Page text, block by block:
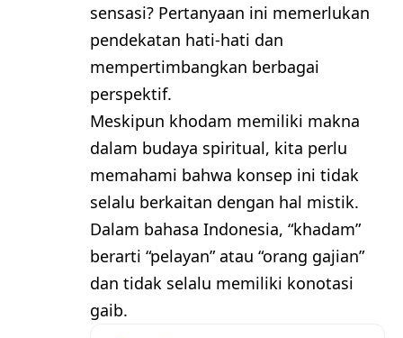
sensasi? Pertanyaan ini memerlukan
pendekatan hati-hati dan
mempertimbangkan berbagai
perspektif.
Meskipun khodam memiliki makna
dalam budaya spiritual, kita perlu
memahami bahwa konsep ini tidak
selalu berkaitan dengan hal mistik.
Dalam bahasa Indonesia, “khadam”
berarti “pelayan” atau “orang gajian”
dan tidak selalu memiliki konotasi
gaib.